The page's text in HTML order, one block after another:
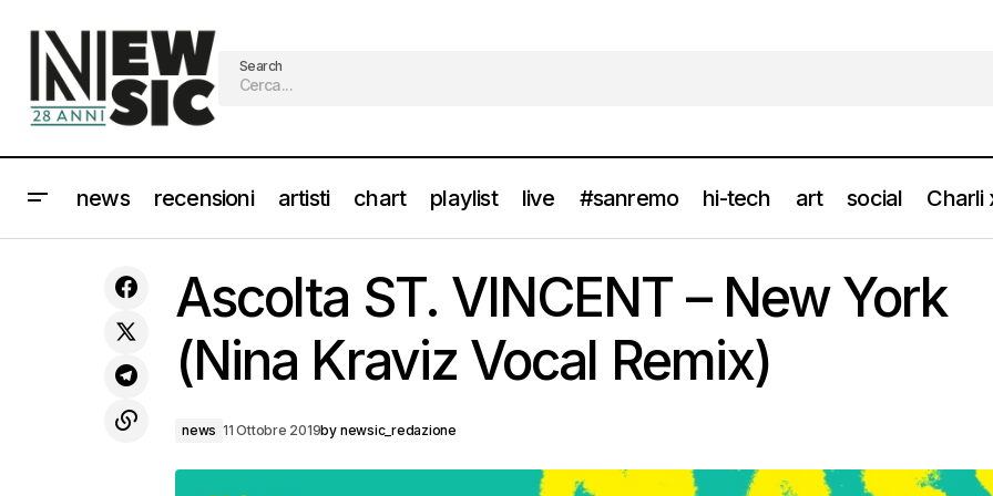
Search
news recensioni artisti chart playlist live #sanremo hi-tech art social Charli
Ascolta ST. VINCENT – New York (Nina Kraviz Vocal Remix)
Ascolta ST. VINCENT – New York
(Nina Kraviz Vocal Remix)
news 11 Ottobre 2019by newsic_redazione